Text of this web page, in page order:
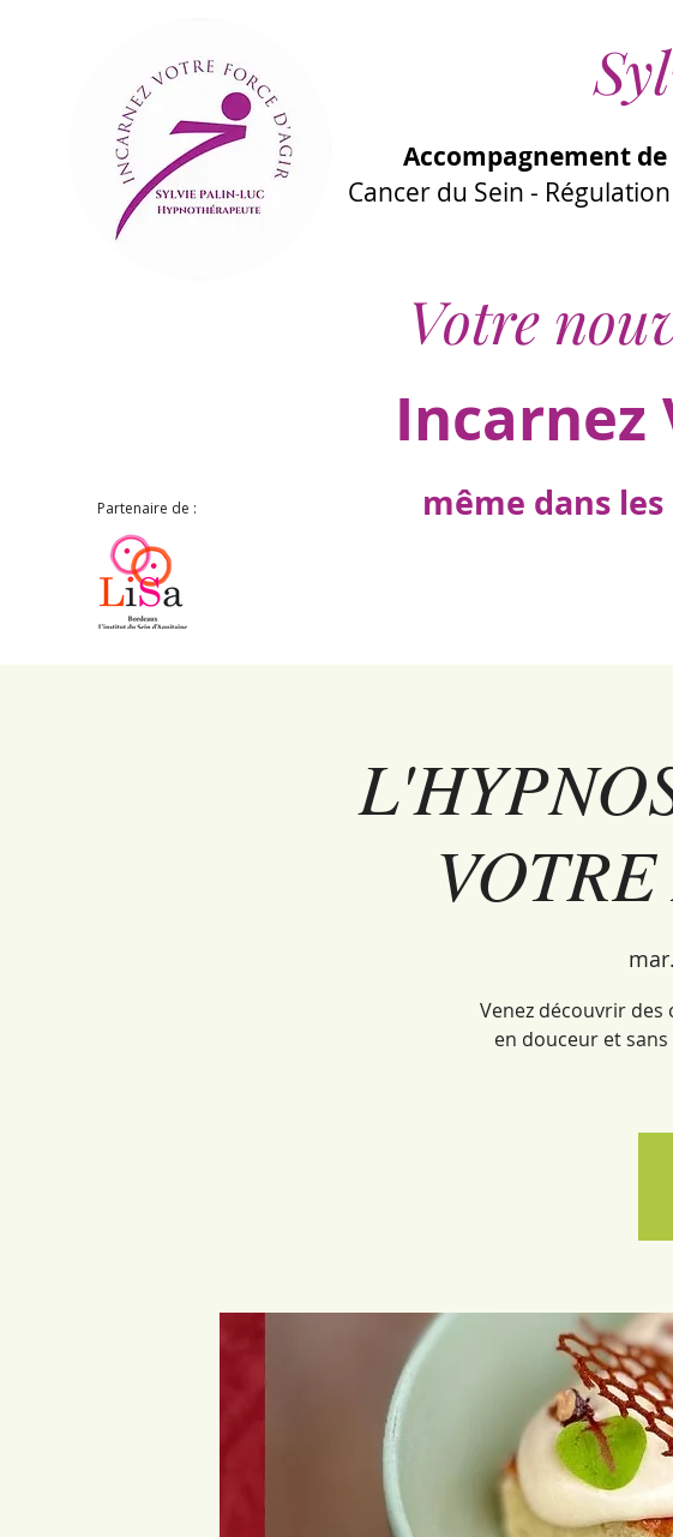
Accompagnement
Cancer du Sein -
Partenaire de :
Votre
Incarnez
même dans
Venez découvrir
en douceur et